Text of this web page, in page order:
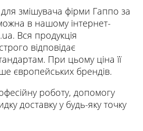
змішувача фірми Гаппо за
в нашому інтернет-
Вся продукція
відповідає
При цьому ціна її
європейських брендів.
роботу, допомогу
доставку у будь-яку точку